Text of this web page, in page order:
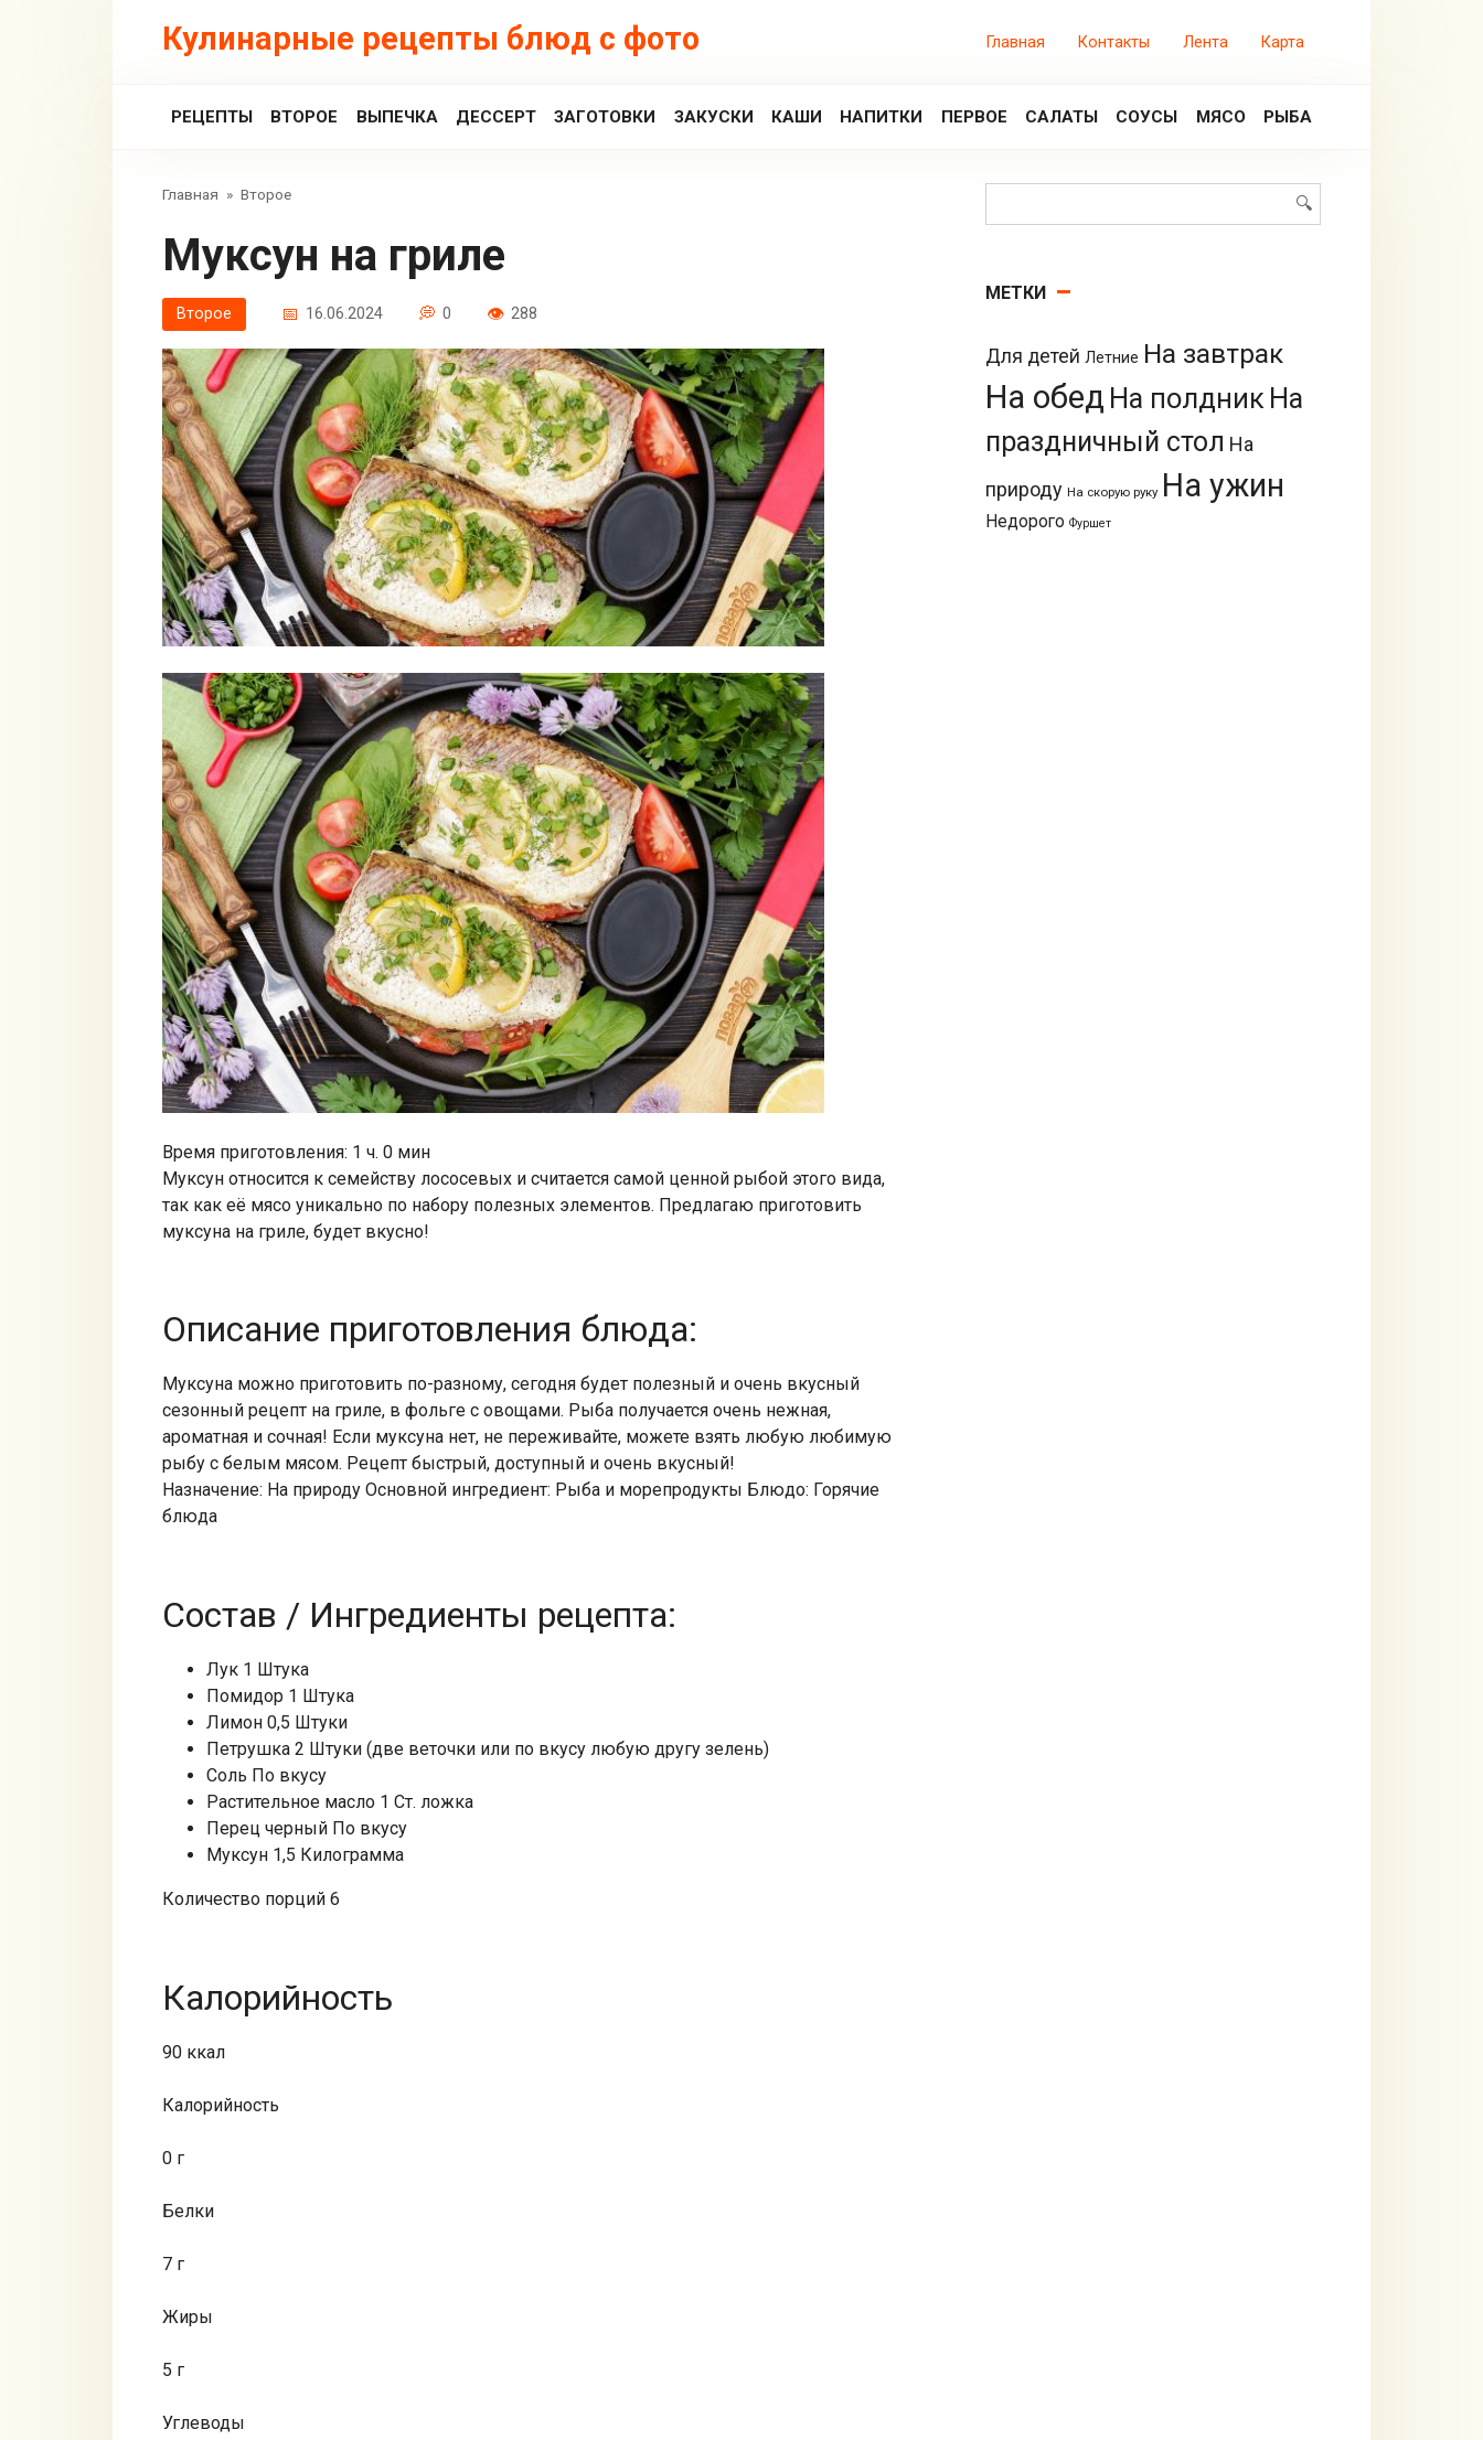
Кулинарные рецепты блюд с фото Главная Контакты Лента Карта
РЕЦЕПТЫ ВТОРОЕ ВЫПЕЧКА ДЕССЕРТ ЗАГОТОВКИ ЗАКУСКИ КАШИ НАПИТКИ ПЕРВОЕ САЛАТЫ СОУСЫ МЯСО РЫБА
Главная » Второе
Муксун на гриле
Второе 16.06.2024 0 288
Время приготовления: 1 ч. 0 мин
Муксун относится к семейству лососевых и считается самой ценной рыбой этого вида,
так как её мясо уникально по набору полезных элементов. Предлагаю приготовить
муксуна на гриле, будет вкусно!
Описание приготовления блюда:
Муксуна можно приготовить по-разному, сегодня будет полезный и очень вкусный
сезонный рецепт на гриле, в фольге с овощами. Рыба получается очень нежная,
ароматная и сочная! Если муксуна нет, не переживайте, можете взять любую любимую
рыбу с белым мясом. Рецепт быстрый, доступный и очень вкусный!
Назначение: На природу Основной ингредиент: Рыба и морепродукты Блюдо: Горячие
блюда
Состав / Ингредиенты рецепта:
Лук 1 Штука
Помидор 1 Штука
Лимон 0,5 Штуки
Петрушка 2 Штуки (две веточки или по вкусу любую другу зелень)
Соль По вкусу
Растительное масло 1 Ст. ложка
Перец черный По вкусу
Муксун 1,5 Килограмма
Количество порций 6
Калорийность
90 ккал
Калорийность
0 г
Белки
7 г
Жиры
5 г
Углеводы
МЕТКИ
Для детей Летние На завтрак
На обед На полдник На
праздничный стол На
природу На скорую руку На ужин
Недорого Фуршет